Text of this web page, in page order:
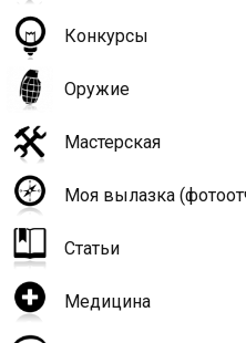
Конкурсы
Оружие
Мастерская
Моя вылазка
Статьи
Медицина